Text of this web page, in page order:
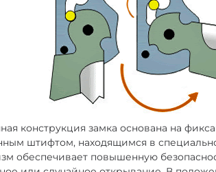
конструкция замка основана на
штифтом, находящимся в
обеспечивает повышенную